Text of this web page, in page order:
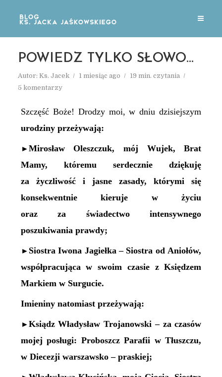
POWIEDZ TYLKO SŁOWO…
Autor: Ks. Jacek 1 miesiąc ago
19 min. czytania
5 komentarzy
Szczęść Boże! Drodzy moi, w dniu dzisiejszym
urodziny przeżywają:
►Mirosław Oleszczuk, mój Wujek, Brat
Mamy, któremu serdecznie dziękuję
za życzliwość i jasne zasady, którymi się
konsekwentnie kieruje w życiu
oraz za świadectwo intensywnego
poszukiwania prawdy;
► Siostra Iwona Jagiełka – Siostra od Aniołów,
współpracująca w swoim czasie z Księdzem
Markiem w Surgucie.
Imieniny natomiast przeżywają:
►Ksiądz Władysław Trojanowski – za czasów
mojej posługi: Proboszcz Parafii w Tłuszczu,
w Diecezji warszawsko – praskiej;